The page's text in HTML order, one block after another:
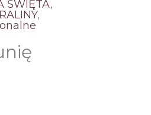
ŚWIĘTA,
,